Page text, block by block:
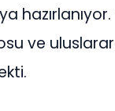
hazırlanıyor.
ve